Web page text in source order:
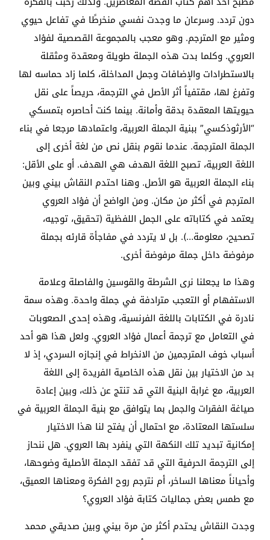
دون تردد. وسرعان ما وجدت نفسي منخرطًا في تفاعل حيوي
ومثير مع المترجم. وهو معجب بالمجموعة القصصية لفؤاد
العروي. وكلما بدت هذه الجملة طويلة ومعقدة ومثقلة
بالاستطرادات والإضافات وجمل المداخلة، كلما زاد حماسه لها
وتفرغ لها، مقتفياً أثر الأصل في الترجمة، حريصاً على نقل
حيويتها المعقدة بدقة وأمانة. بينما كنت أحاصره بتمسكي
“الأرثوذكسي” ببنية الجملة العربية، واعتمادها مرجعا في بناء
الجملة المترجمة. عندما نقوم بنقل نص من لغة أخرى إلى
اللغة العربية، تصبح اللغة الهدف هي الهدف. أو على الأقل:
بناء الجملة العربية هو الأصل. وهنا احتدم النقاش بيني وبين
المترجم في أكثر من مكان. ومن الواضح أن فؤاد العروي
يعتمد في كتاباته على الجمل اللفظية (تحقيق، توجيه،
تصحيح، معلومة…). بل لا يتردد في مفاجأة قارئه بجملة
مرفوضة داخل جملة مرفوضة أخرى.
وهذا ما يجعلنا نرى الشرطة والقوسين والفاصلة وعلامة
الاستفهام أو التعجب مترادفة في جملة واحدة. وهذه سمة
نادرة في الكتابات باللغة الفرنسية، وهذه إحدى الصعوبات
في التعامل مع ترجمة أعمال فؤاد العروي. ولعل هذا هو أحد
أسباب خوف المترجمين من الانخراط في إنجازه السردي، إذ لا
بد من الاختيار بين نقل هذه الخاصية الفريدة إلى اللغة
العربية، مع غرابة البنية التي قد تنتج عن ذلك، وبين إعادة
صياغة الفقرات والجمل بما يتوافق مع بنية الجملة العربية في
سلستها المعتادة، مع احتمال أن يفتح لنا هذا الاختيار
إمكانية تبديد تلك النكهة التي ينفرد بها العروي. هل ننحاز
إلى الترجمة الحرفية التي قد تفقد الجملة الأصلية وضوحها،
وأحياناً معناها الساخر، أم نترجم روح الفكرة ومعناها العميق،
مع طمس بعض جماليات كتابة فؤاد العروي؟
وجدت النقاش يحتدم أكثر من مرة بيني وبين صديقي محمد